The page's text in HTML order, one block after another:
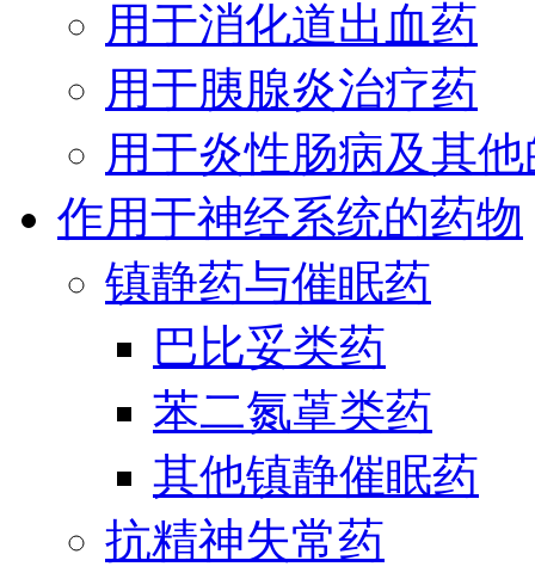
用于消化道出血药
用于胰腺炎治疗药
用于炎性肠病及其
作用于神经系统的药物
镇静药与催眠药
巴比妥类药
苯二氮䓬类药
其他镇静催眠药
抗精神失常药